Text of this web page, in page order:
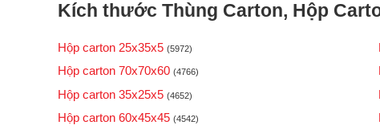
Kích thước Thùng Carton, Hộp
Hộp carton 25x35x5 (5972)
Hộp carton 70x70x60 (4766)
Hộp carton 35x25x5 (4652)
Hộp carton 60x45x45 (4542)